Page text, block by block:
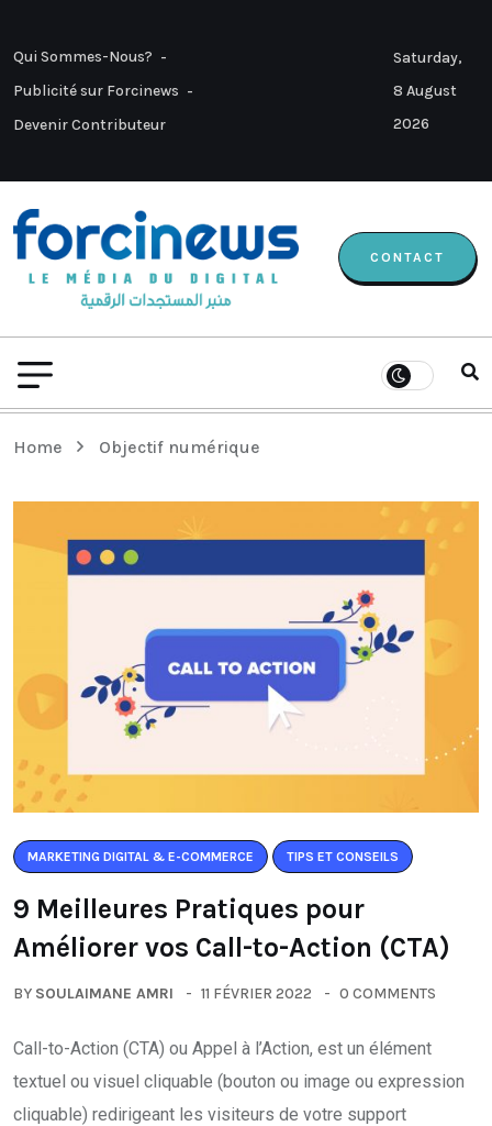
Qui Sommes-Nous?
Publicité sur Forcinews
Devenir Contributeur
Saturday,
8 August
2026
CONTACT
Home Objectif numérique
MARKETING DIGITAL & E-COMMERCE TIPS ET CONSEILS
9 Meilleures Pratiques pour
Améliorer vos Call-to-Action (CTA)
BY SOULAIMANE AMRI 11 FÉVRIER 2022 0 COMMENTS
Call-to-Action (CTA) ou Appel à l’Action, est un élément
textuel ou visuel cliquable (bouton ou image ou expression
cliquable) redirigeant les visiteurs de votre support